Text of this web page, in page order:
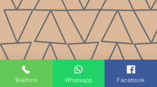
Teléfono Whatsapp Facebook